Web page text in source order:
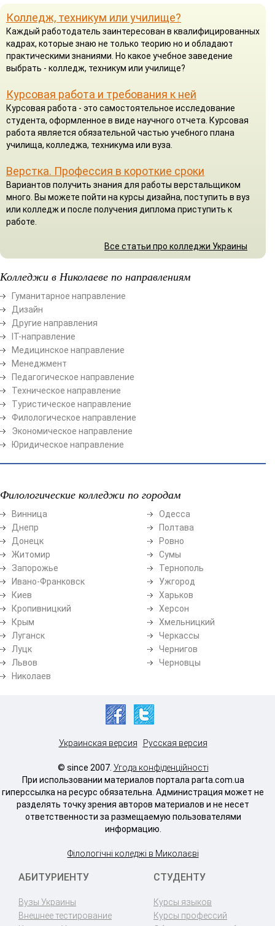
Колледж, техникум или училище?
Каждый работодатель заинтересован в квалифицированных
кадрах, которые знаю не только теорию но и обладают
практическими знаниями. Но какое учебное заведение
выбрать - колледж, техникум или училище?
Курсовая работа и требования к ней
Курсовая работа - это самостоятельное исследование
студента, оформленное в виде научного отчета. Курсовая
работа является обязательной частью учебного плана
училища, колледжа, техникума или вуза.
Верстка. Профессия в короткие сроки
Вариантов получить знания для работы верстальщиком
много. Вы можете пойти на курсы дизайна, поступить в вуз
или колледж и после получения диплома приступить к
работе.
Все статьи про колледжи Украины
Колледжи в Николаеве по направлениям
Гуманитарное направление
Дизайн
Другие направления
ІТ-направление
Медицинское направление
Менеджмент
Педагогическое направление
Техническое направление
Туристическое направление
Филологическое направление
Экономическое направление
Юридическое направление
Филологические колледжи по городам
Винница
Днепр
Донецк
Житомир
Запорожье
Ивано-Франковск
Киев
Кропивницкий
Крым
Луганск
Луцк
Львов
Николаев
Одесса
Полтава
Ровно
Сумы
Тернополь
Ужгород
Харьков
Херсон
Хмельницкий
Черкассы
Чернигов
Черновцы
Украинская версия Русская версия
© since 2007. Угода конфіденційності
При использовании материалов портала parta.com.ua
гиперссылка на ресурс обязательна. Администрация может не
разделять точку зрения авторов материалов и не несет
ответственности за размещаемую пользователями
информацию.
Філологічні коледжі в Миколаєві
АБИТУРИЕНТУ
Вузы Украины
Внешнее тестирование
СТУДЕНТУ
Курсы языков
Курсы профессий